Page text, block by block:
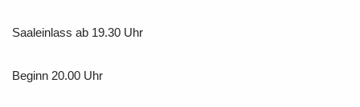
Saaleinlass ab 19.30 Uhr
Beginn 20.00 Uhr